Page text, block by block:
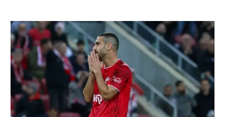
תגיות
המגזין